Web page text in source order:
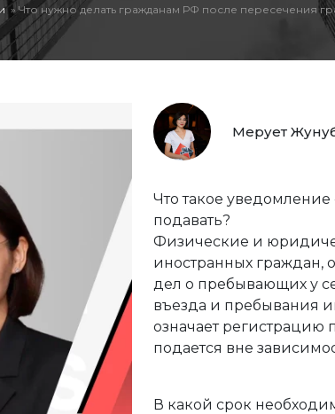
Что нужно делать гражданам РФ после пересечения
Мерует
Что такое
подавать?
Физические и
иностранных граждан,
дел о пребывающих у
въезда и пребывания
означает регистрацию
подается вне
В какой срок